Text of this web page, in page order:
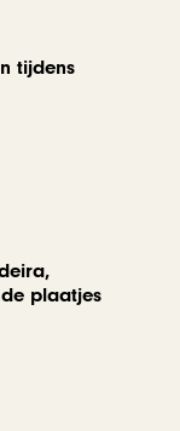
tijdens
plaatjes